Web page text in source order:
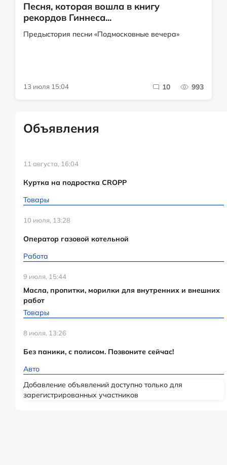
Песня, которая вошла в книгу
рекордов Гиннеса...
Предыстория песни «Подмосковные вечера»
13 июля 15:04 10 993
Объявления
11 августа, 16:04
Куртка на подростка CROPP
Товары
10 июля, 13:28
Оператор газовой котельной
Работа
9 июля, 15:44
Масла, пропитки, морилки для внутренних и внешних
работ
Товары
8 июля, 13:26
Без паники, с полисом. Позвоните сейчас!
Авто
Добавление объявлений доступно только для
зарегистрированных участников